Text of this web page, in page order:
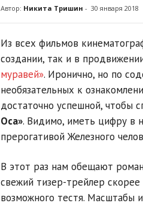
Автор: Никита Тришин - 30 января 2018
Из всех фильмов
создании, так и в
муравей». Иронично, но по
необязательных к
достаточно успешной, чтобы
Оса». Видимо, иметь цифру в
прерогативой Железного
В этот раз нам обещают
свежий тизер-трейлер
возможного тестя. Масштабы